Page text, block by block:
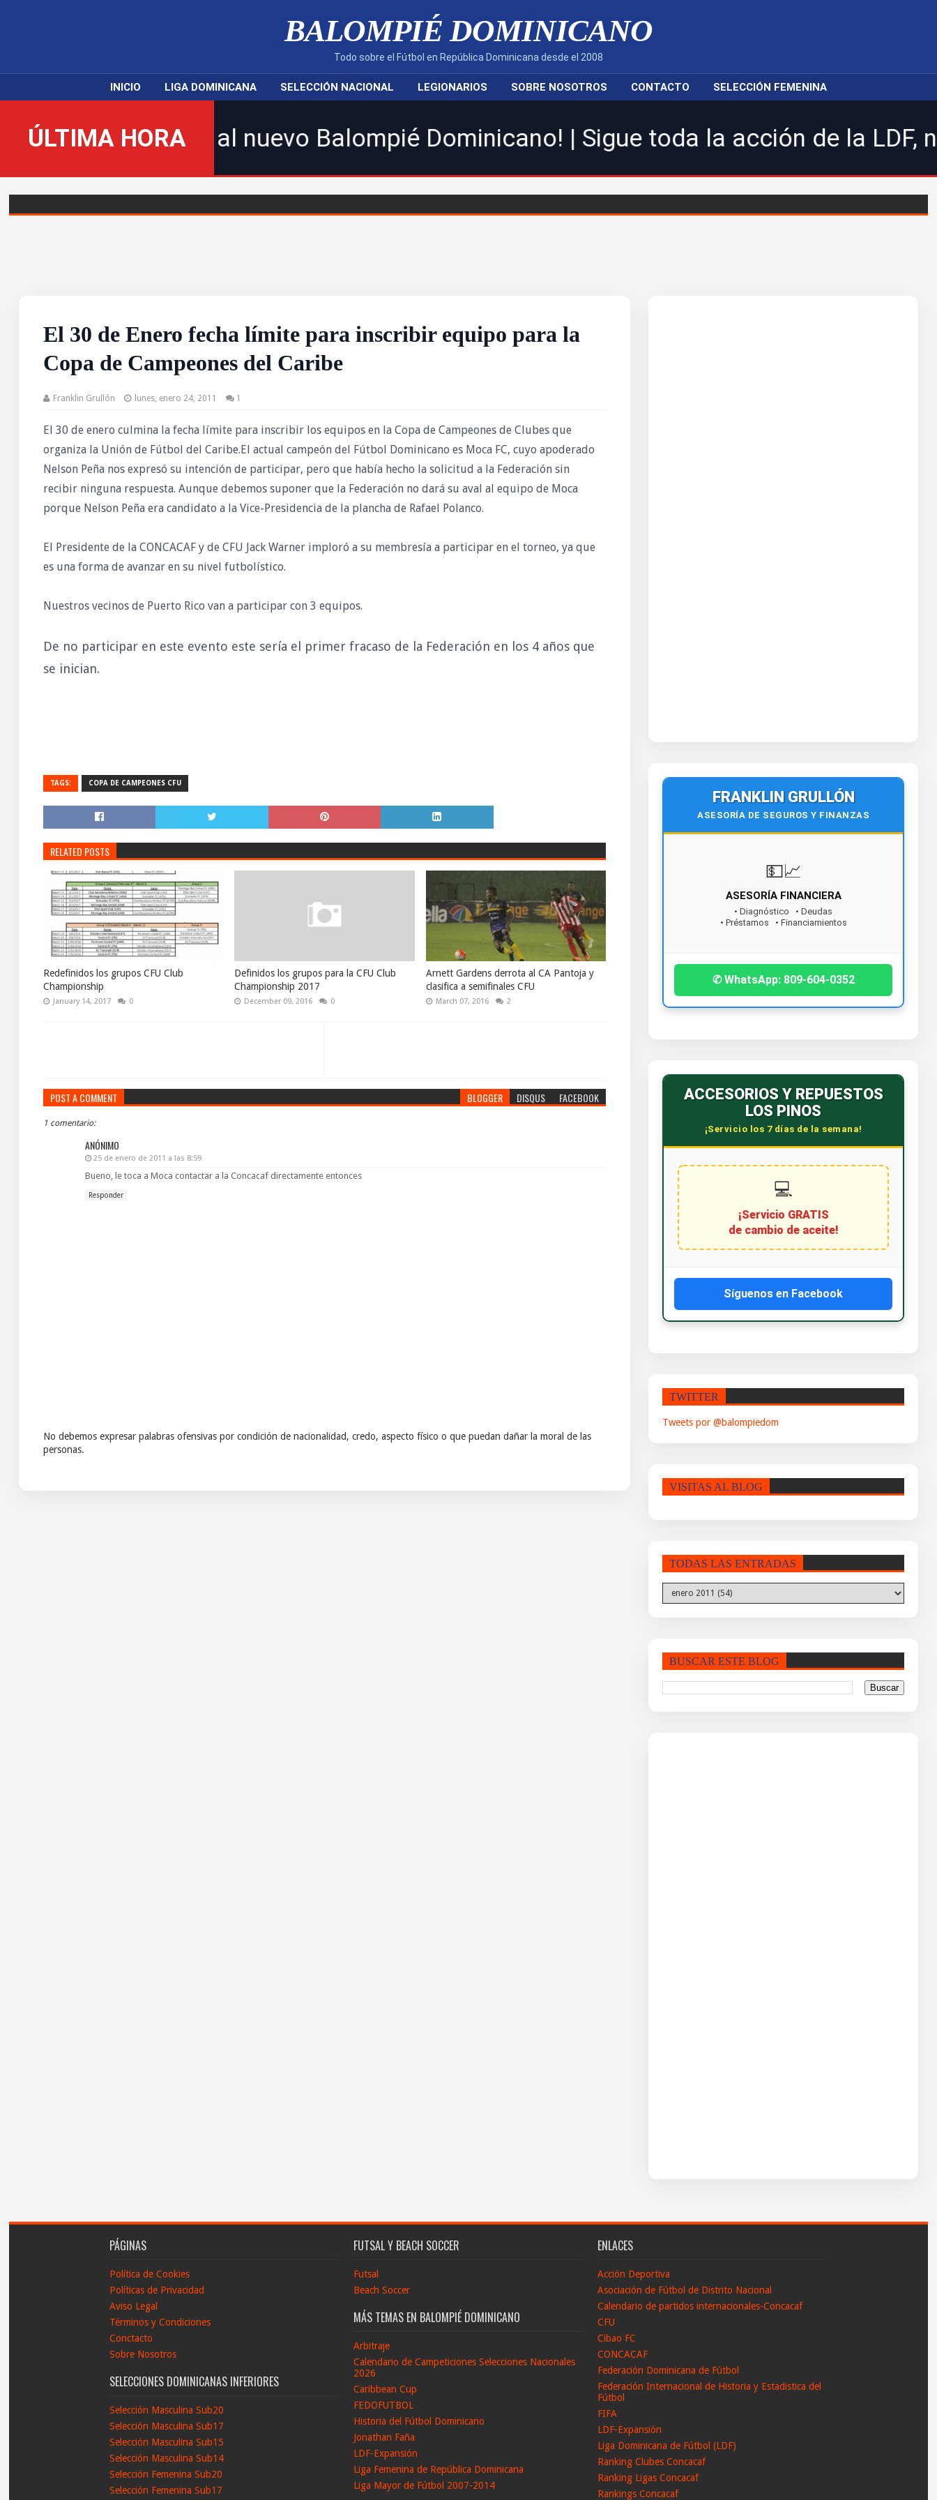
BALOMPIÉ DOMINICANO
Todo sobre el Fútbol en República Dominicana desde el 2008
INICIO LIGA DOMINICANA SELECCIÓN NACIONAL LEGIONARIOS SOBRE NOSOTROS CONTACTO SELECCIÓN FEMENINA
ÚLTIMA HORA
al nuevo Balompié Dominicano! | Sigue toda la acción de la LDF, nuestras
El 30 de Enero fecha límite para inscribir equipo para la
Copa de Campeones del Caribe
Franklin Grullón lunes, enero 24, 2011 1
El 30 de enero culmina la fecha límite para inscribir los equipos en la Copa de Campeones de Clubes que
organiza la Unión de Fútbol del Caribe.El actual campeón del Fútbol Dominicano es Moca FC, cuyo apoderado
Nelson Peña nos expresó su intención de participar, pero que había hecho la solicitud a la Federación sin
recibir ninguna respuesta. Aunque debemos suponer que la Federación no dará su aval al equipo de Moca
porque Nelson Peña era candidato a la Vice-Presidencia de la plancha de Rafael Polanco.
El Presidente de la CONCACAF y de CFU Jack Warner imploró a su membresía a participar en el torneo, ya que
es una forma de avanzar en su nivel futbolístico.
Nuestros vecinos de Puerto Rico van a participar con 3 equipos.
De no participar en este evento este sería el primer fracaso de la Federación en los 4 años que
se inician.
TAGS: COPA DE CAMPEONES CFU
RELATED POSTS
Redefinidos los grupos CFU Club
Championship
January 14, 2017 0
Definidos los grupos para la CFU Club
Championship 2017
December 09, 2016 0
Arnett Gardens derrota al CA Pantoja y
clasifica a semifinales CFU
March 07, 2016 2
POST A COMMENT BLOGGER DISQUS FACEBOOK
1 comentario:
ANÓNIMO
25 de enero de 2011 a las 8:59
Bueno, le toca a Moca contactar a la Concacaf directamente entonces
Responder
No debemos expresar palabras ofensivas por condición de nacionalidad, credo, aspecto físico o que puedan dañar la moral de las
personas.
FRANKLIN GRULLÓN
ASESORÍA DE SEGUROS Y FINANZAS
💵📈
ASESORÍA FINANCIERA
• Diagnóstico • Deudas
• Préstamos • Financiamientos
¡Contáctanos hoy!
✆ WhatsApp: 809-604-0352
ACCESORIOS Y REPUESTOS
LOS PINOS
¡Servicio los 7 días de la semana!
💻
¡Servicio GRATIS
de cambio de aceite!
Síguenos en Facebook
TWITTER
Tweets por @balompiedom
VISITAS AL BLOG
TODAS LAS ENTRADAS
BUSCAR ESTE BLOG
PÁGINAS
Política de Cookies
Políticas de Privacidad
Aviso Legal
Términos y Condiciones
Conctacto
Sobre Nosotros
SELECCIONES DOMINICANAS INFERIORES
Selección Masculina Sub20
Selección Masculina Sub17
Selección Masculina Sub15
Selección Masculina Sub14
Selección Femenina Sub20
Selección Femenina Sub17
FUTSAL Y BEACH SOCCER
Futsal
Beach Soccer
MÁS TEMAS EN BALOMPIÉ DOMINICANO
Arbitraje
Calendario de Campeticiones Selecciones Nacionales
2026
Caribbean Cup
FEDOFUTBOL
Historia del Fútbol Dominicano
Jonathan Faña
LDF-Expansión
Liga Femenina de República Dominicana
Liga Mayor de Fútbol 2007-2014
ENLACES
Acción Deportiva
Asociación de Fútbol de Distrito Nacional
Calendario de partidos internacionales-Concacaf
CFU
Cibao FC
CONCACAF
Federación Dominicana de Fútbol
Federación Internacional de Historia y Estadistica del
Fútbol
FIFA
LDF-Expansión
Liga Dominicana de Fútbol (LDF)
Ranking Clubes Concacaf
Ranking Ligas Concacaf
Rankings Concacaf